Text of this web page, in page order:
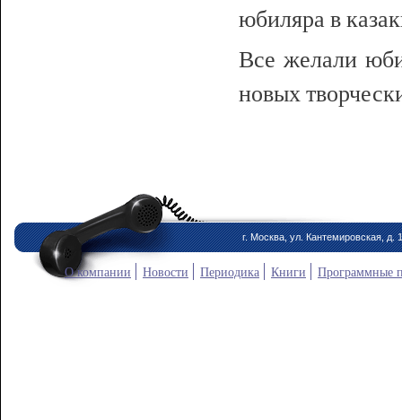
юбиляра в
Все желали
новых
г. Москва, ул. Кантемировская, д.
О компании Новости Периодика Книги Программные